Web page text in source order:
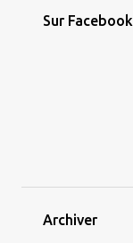
Sur Facebook
Archiver